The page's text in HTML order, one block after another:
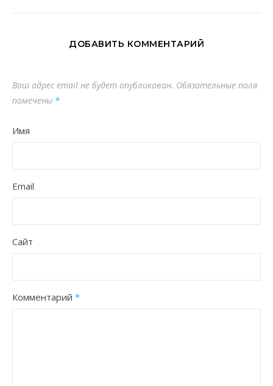
ДОБАВИТЬ КОММЕНТАРИЙ
Ваш адрес email не будет опубликован. Обязательные поля
помечены *
Имя
Email
Сайт
Комментарий *